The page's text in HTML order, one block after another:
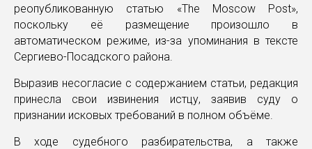
реопубликованную статью «The Moscow Post»,
поскольку её размещение произошло в
автоматическом режиме, из-за упоминания в тексте
Сергиево-Посадского района.
Выразив несогласие с содержанием статьи, редакция
принесла свои извинения истцу, заявив суду о
признании исковых требований в полном объёме.
В ходе судебного разбирательства, а также